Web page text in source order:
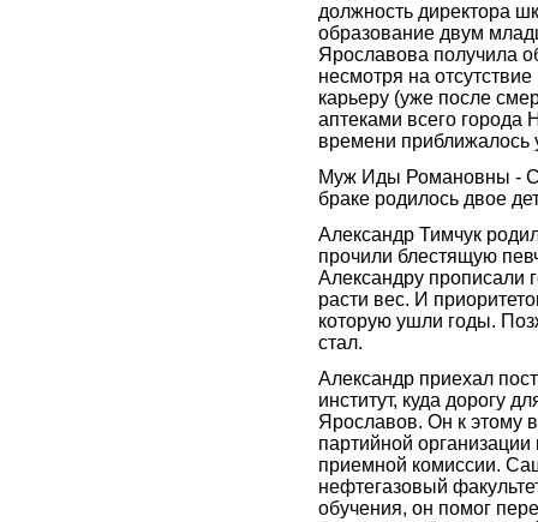
должность директора
образование двум
Ярославова получила
несмотря на
карьеру (уже после
аптеками всего города
времени приближалось
Муж Иды Романовны -
браке родилось двое
Александр Тимчук
прочили блестящую
Александру прописали
расти вес. И
которую ушли годы.
стал.
Александр приехал
институт, куда дорогу
Ярославов. Он к этому
партийной
приемной комиссии.
нефтегазовый
обучения, он помог